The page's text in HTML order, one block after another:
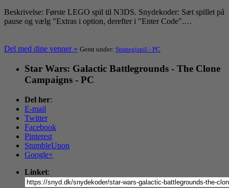
Beskrivelse: Første LEGO spil til N3DS. Snydekoder: Sæt spillet på
pause og vælg "Extras i option, derefter i "Enter Code".…
Del med dine venner » Gemt under: Strategispil - PC
Star Wars: Galactic Battlegrounds - The Clone
Campaigns - PC
Del her:
E-mail
Twitter
Facebook
Pinterest
StumbleUpon
Google+
Linket: